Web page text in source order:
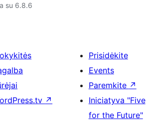
su 6.8.6
↗
Prisidėkite
Events
Paremkite ↗
Iniciatyva "Five
for the Future"